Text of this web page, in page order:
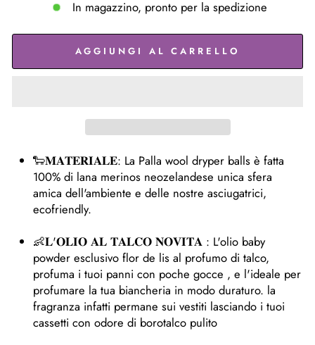
In magazzino, pronto per la spedizione
AGGIUNGI AL CARRELLO
🐑𝐌𝐀𝐓𝐄𝐑𝐈𝐀𝐋𝐄: La Palla wool dryper balls è fatta
100% di lana merinos neozelandese unica sfera
amica dell'ambiente e delle nostre asciugatrici,
ecofriendly.
👶𝐋'𝐎𝐋𝐈𝐎 𝐀𝐋 𝐓𝐀𝐋𝐂𝐎 𝐍𝐎𝐕𝐈𝐓𝐀 : L'olio baby
powder esclusivo flor de lis al profumo di talco,
profuma i tuoi panni con poche gocce , e l'ideale per
profumare la tua biancheria in modo duraturo. la
fragranza infatti permane sui vestiti lasciando i tuoi
cassetti con odore di borotalco pulito